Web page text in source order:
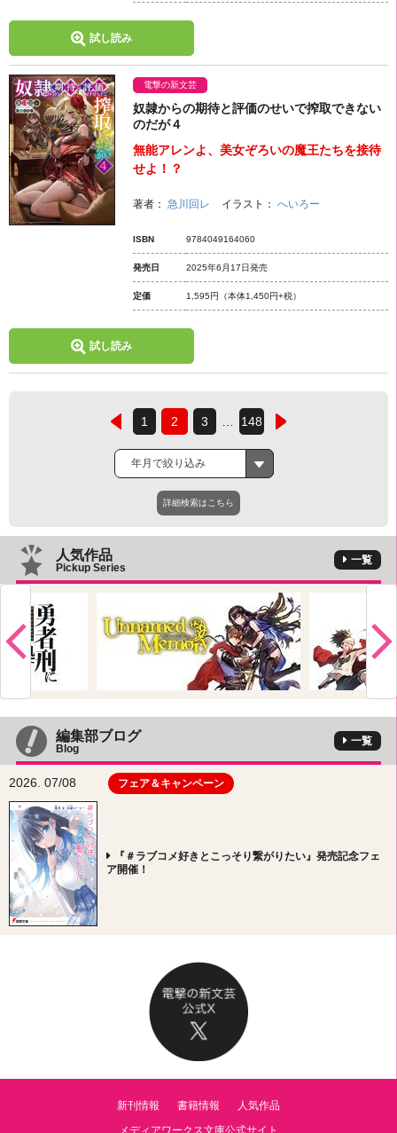
試し読み
電撃の新文芸
奴隷からの期待と評価のせいで搾取できない
のだが４
無能アレンよ、美女ぞろいの魔王たちを接待
せよ！？
著者： 急川回レ イラスト： へいろー
ISBN 9784049164060
発売日 2025年6月17日発売
定価 1,595円 （本体1,450円+税）
試し読み
1 2 3 148
年月で絞り込み
詳細検索はこちら
人気作品
Pickup Series
一覧
編集部ブログ
Blog
一覧
2026. 07/08 フェア＆キャンペーン
『＃ラブコメ好きとこっそり繋がりたい』発売記念フェ
ア開催！
新刊情報 書籍情報
人気作品
メディアワークス文庫公式サイト